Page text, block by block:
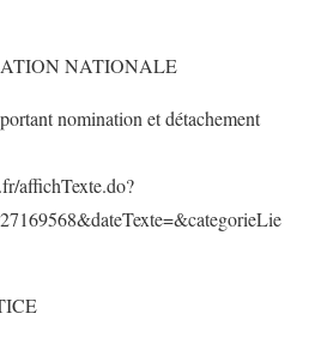
NATIONALE
nomination et détachement
affichTexte.do?